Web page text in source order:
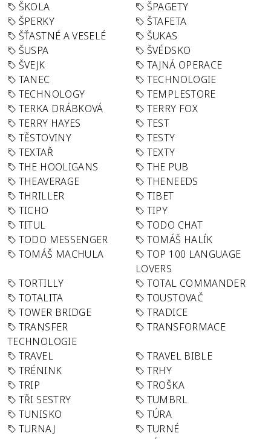
ŠKOLA
ŠPAGETY
ŠPERKY
ŠTAFETA
ŠŤASTNÉ A VESELÉ
ŠUKAS
ŠUSPA
ŠVÉDSKO
ŠVEJK
TAJNÁ OPERACE
TANEC
TECHNOLOGIE
TECHNOLOGY
TEMPLESTORE
TERKA DRÁBKOVÁ
TERRY FOX
TERRY HAYES
TEST
TĚSTOVINY
TESTY
TEXTAŘ
TEXTY
THE HOOLIGANS
THE PUB
THEAVERAGE
THENEEDS
THRILLER
TIBET
TICHO
TIPY
TITUL
TODO CHAT
TODO MESSENGER
TOMÁŠ HALÍK
TOMÁŠ MACHULA
TOP 100 LANGUAGE
LOVERS
TORTILLY
TOTAL COMMANDER
TOTALITA
TOUSTOVAČ
TOWER BRIDGE
TRADICE
TRANSFER
TECHNOLOGIE
TRANSFORMACE
TRAVEL
TRAVEL BIBLE
TRÉNINK
TRHY
TRIP
TROŠKA
TŘI SESTRY
TUMBRL
TUNISKO
TÚRA
TURNAJ
TURNÉ